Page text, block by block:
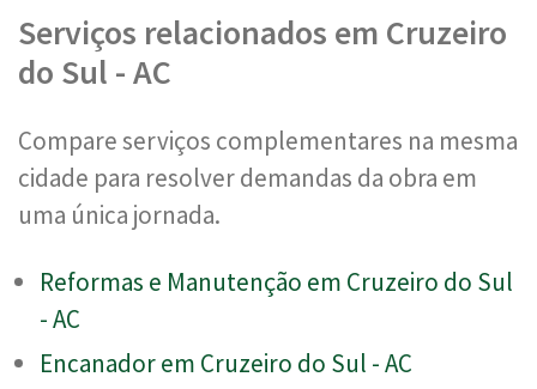
Serviços relacionados em Cruzeiro
do Sul - AC
Compare serviços complementares na mesma
cidade para resolver demandas da obra em
uma única jornada.
Reformas e Manutenção em Cruzeiro do Sul
- AC
Encanador em Cruzeiro do Sul - AC